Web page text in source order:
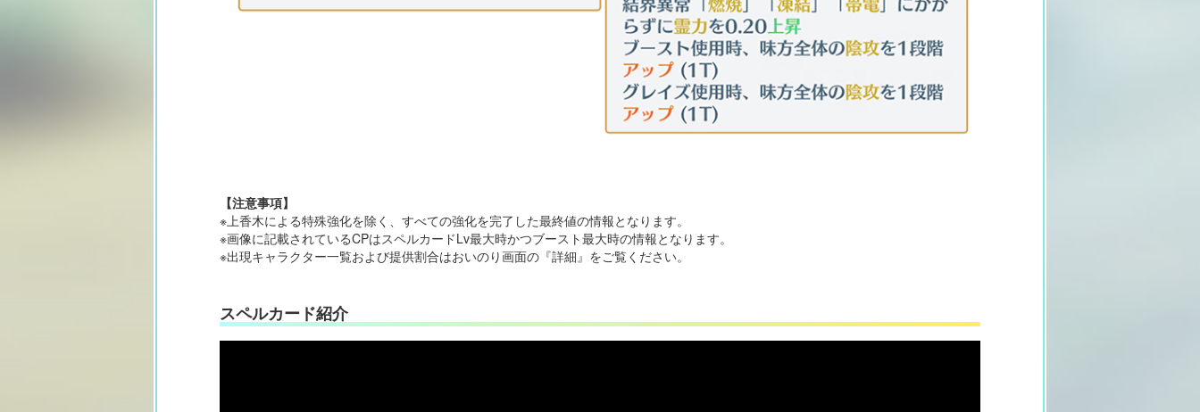
【注意事項】
※上香木による特殊強化を除く、すべての強化を完了した最終値の情報となります。
※画像に記載されているCPはスペルカードLv最大時かつブースト最大時の情報となります。
※出現キャラクター一覧および提供割合はおいのり画面の『詳細』をご覧ください。
スペルカード紹介